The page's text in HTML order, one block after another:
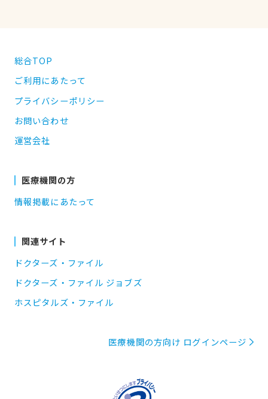
総合TOP
ご利用にあたって
プライバシーポリシー
お問い合わせ
運営会社
医療機関の方
情報掲載にあたって
関連サイト
ドクターズ・ファイル
ドクターズ・ファイル ジョブズ
ホスピタルズ・ファイル
医療機関の方向け ログインページ